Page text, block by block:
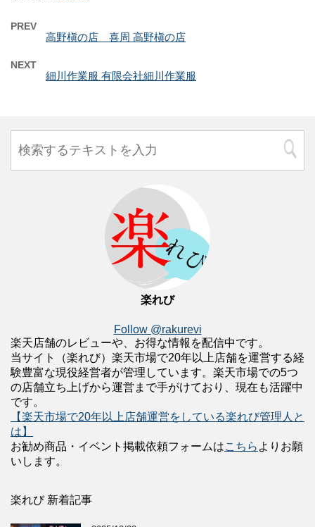
PREV
高野槇の店 喜周 高野槇の店
NEXT
細川作業服 有限会社細川作業服
楽れび
Follow @rakurevi
楽天店舗のレビューや、お得な情報を配信中です。
当サイト（楽れび）楽天市場で20年以上店舗を運営する経
験豊富な現役経営者が管理しています。楽天市場での5つ
の店舗立ち上げから運営まで手がけており、現在も活躍中
です。
【楽天市場で20年以上店舗運営をしている楽れび管理人と
は】
お勧め商品・イベント掲載依頼フォームはこちら よりお願
いします。
楽れび 新着記事